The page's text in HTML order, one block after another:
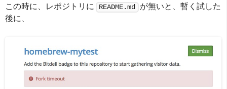
この時に、レポジトリに README.md
が無いと、暫く試した
後に、